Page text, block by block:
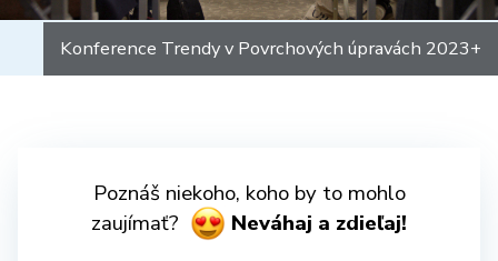
Konference Trendy v Povrchových úpravách 2023+
Poznáš niekoho, koho by to mohlo
zaujímať?
Neváhaj a zdieľaj!